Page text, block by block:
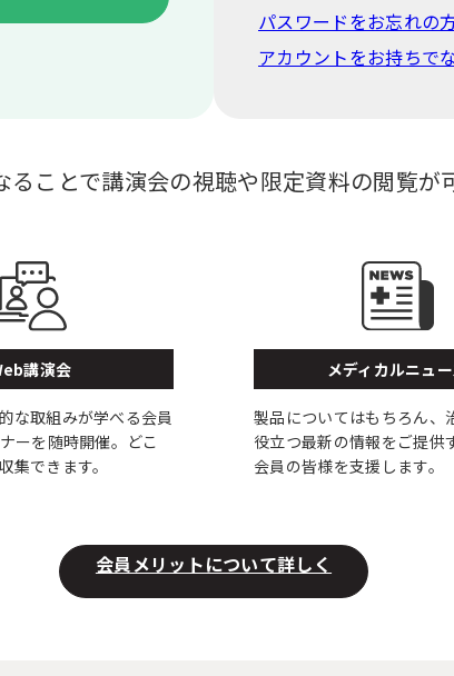
パスワードをお忘れの
アカウントをお持ちで
ことで講演会の視聴や限定資料の閲覧が
講演会
な取組みが学べる会員
ーを随時開催。どこ
集できます。
メディカルニュ
製品についてはもちろん、
役立つ最新の情報をご提供
会員の皆様を支援します。
会員メリットについて詳しく